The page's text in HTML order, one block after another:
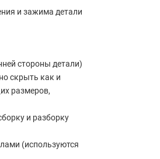
и зажима детали
стороны детали)
скрыть как и
размеров,
и разборку
(используются